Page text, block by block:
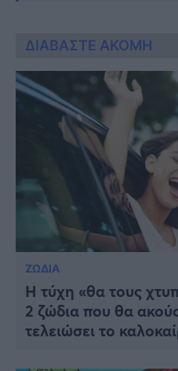
ΔΙΑΒΑΣΤΕ ΑΚΟΜΗ
ΖΩΔΙΑ
Η τύχη «θα τους
2 ζώδια που θα
τελειώσει το